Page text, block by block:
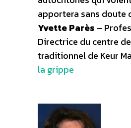
apportera sans doute
Yvette Parès –
Directrice du centre
traditionnel de Keur
la grippe